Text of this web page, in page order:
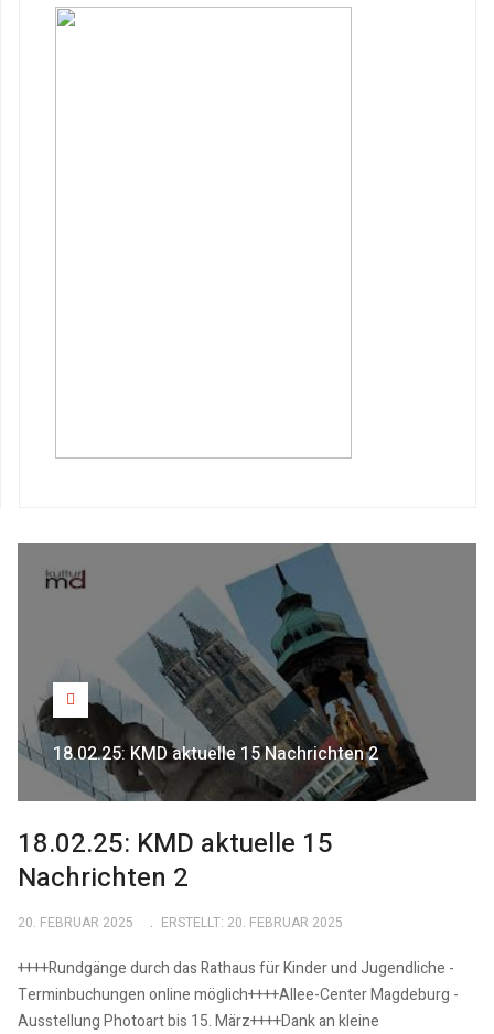
18.02.25: KMD aktuelle 15 Nachrichten 2
18.02.25: KMD aktuelle 15
Nachrichten 2
20. FEBRUAR 2025 ERSTELLT: 20. FEBRUAR 2025
++++Rundgänge durch das Rathaus für Kinder und Jugendliche -
Terminbuchungen online möglich++++Allee-Center Magdeburg -
Ausstellung Photoart bis 15. März++++Dank an kleine